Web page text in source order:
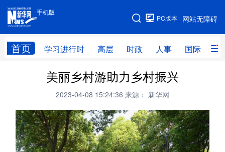
手机版
网站无障碍
PC版本
首页 学习进行时 高层 时政 人事 国际 财
手机版
网站地图
学习进行时 高层 时政
财经 网评
台湾 思客智库 全球连线 教育
科技 科创 量子 体育
美丽乡村游助力乡村振兴
2023-04-08 15:24:36 来源： 新华网